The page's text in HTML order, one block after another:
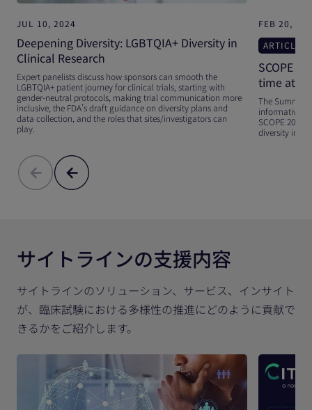
JUL 10, 2024
Deepening Diversity: LGBTQIA+ Diversity in
Clinical Research
Expert panelists discuss how sponsors can smooth the
LGBTQIA+ patient journey for clinical trials, starting with
gender-neutral protocols, making trial communication more
inclusive, the FDA’s draft guidance on diversity plans and
data collection, and the roles that sites/investigators can
play.
FEB 20,
ARTICLE
SCOPE
time
The Summit
informative
SCOPE
diversity in
サイトラインの支援内容
サイトラインのソリューション、サービス、インサイト
が、臨床試験における多様性の推進にどのように貢献で
きるかをご紹介します。